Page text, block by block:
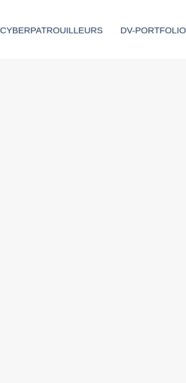
CYBERPATROUILLEURS DV-PORTFOLIO